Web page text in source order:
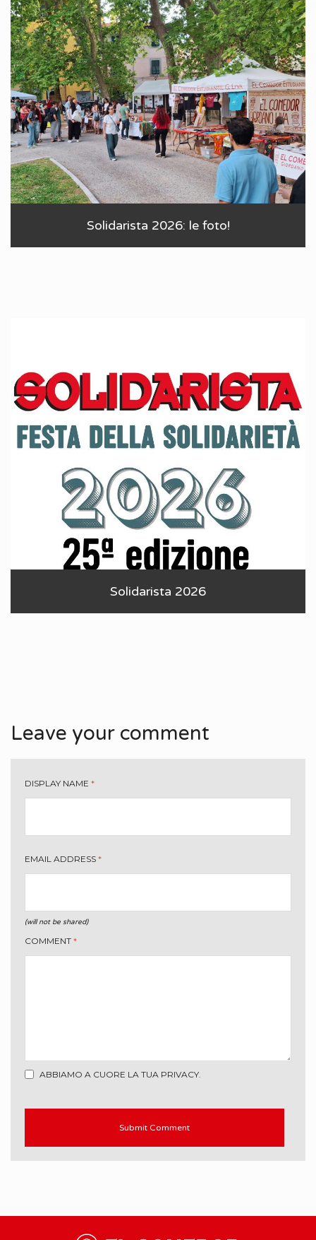
Solidarista 2026: le foto!
Solidarista 2026
Leave your comment
DISPLAY NAME *
EMAIL ADDRESS *
(will not be shared)
COMMENT *
ABBIAMO A CUORE LA TUA PRIVACY.